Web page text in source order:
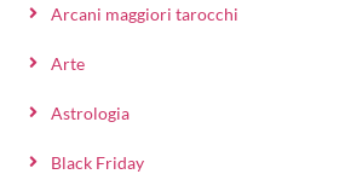
Arcani maggiori tarocchi
Arte
Astrologia
Black Friday